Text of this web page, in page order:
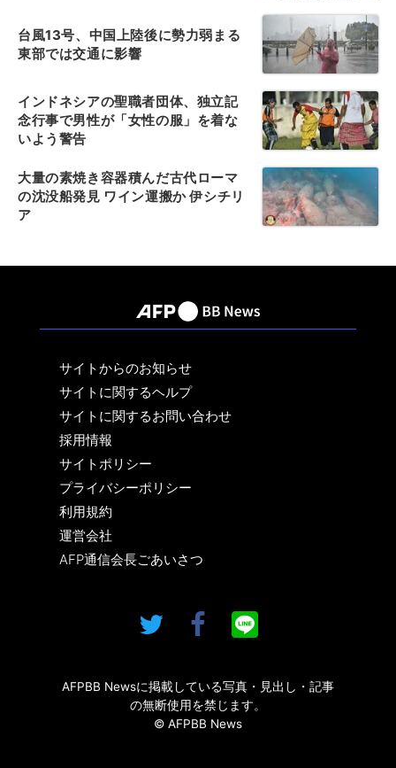
台風13号、中国上陸後に勢力弱まる
東部では交通に影響
インドネシアの聖職者団体、独立記
念行事で男性が「女性の服」を着な
いよう警告
大量の素焼き容器積んだ古代ローマ
の沈没船発見 ワイン運搬か 伊シチリ
ア
サイトからのお知らせ
サイトに関するヘルプ
サイトに関するお問い合わせ
採用情報
サイトポリシー
プライバシーポリシー
利用規約
運営会社
AFP通信会長ごあいさつ
AFPBB Newsに掲載している写真・見出し・記事
の無断使用を禁じます。
© AFPBB News